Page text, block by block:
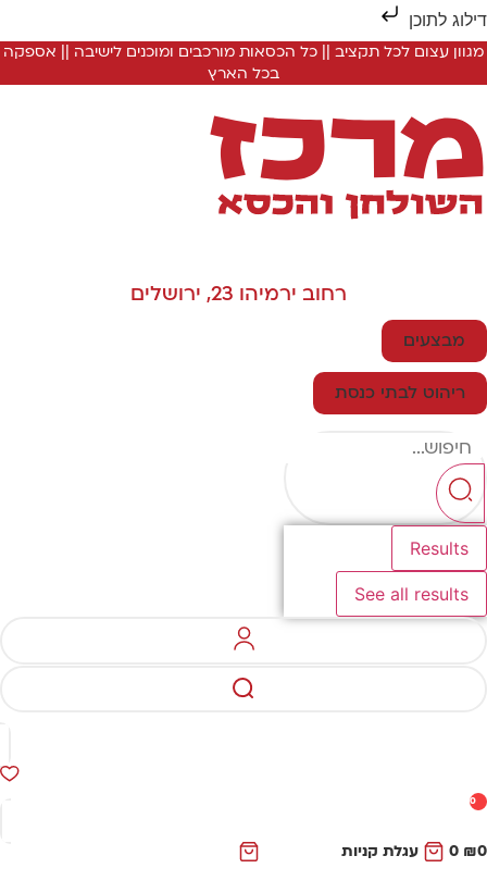
לתוכן
מגוון עצום לכל תקציב || כל הכסאות מורכבים ומוכנים לישיבה || אספקה
בכל הארץ
רחוב ירמיהו 23, ירושלים
מבצעים
ריהוט לבתי כנסת
Results
See all results
0
₪
0 עגלת קניות